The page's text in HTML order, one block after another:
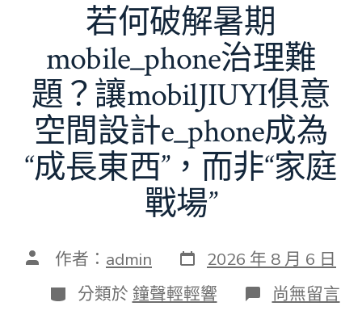
若何破解暑期
mobile_phone治理難
題？讓mobilJIUYI俱意
空間設計e_phone成為
“成長東西”，而非“家庭
戰場”
文 作者： admin 發
表
日
期
2026 年 8 月 6 日
分
類
分類於 鐘聲輕輕響 在
〈若
尚無留言